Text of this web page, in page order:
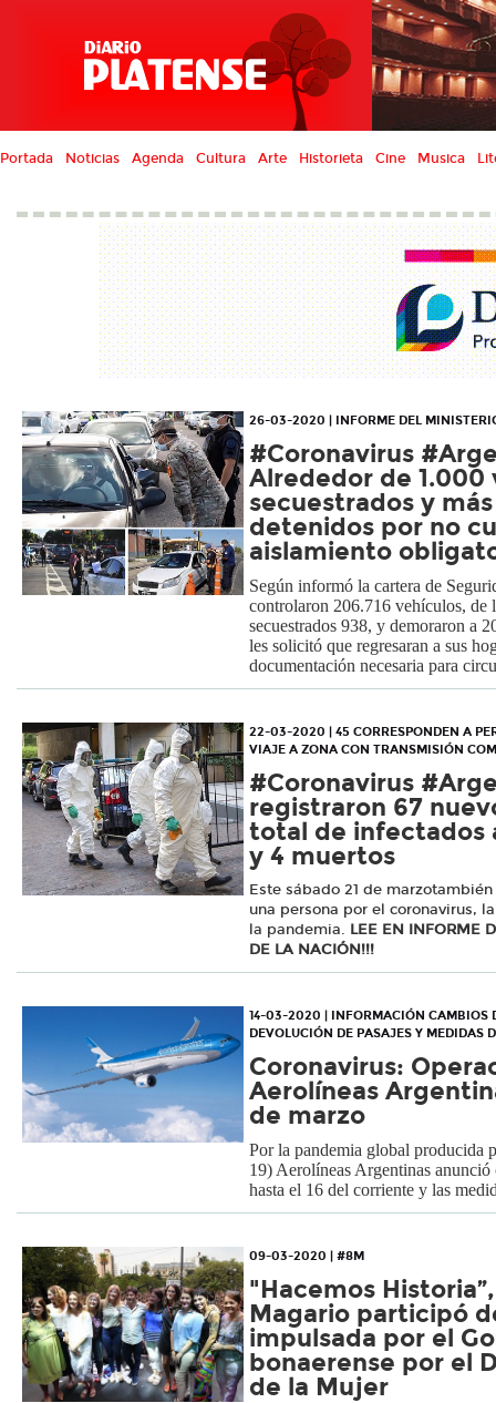
Portada Noticias Agenda Cultura Arte Historieta Cine Musica
26-03-2020 | INFORME DEL
#Coronavirus
Alrededor de 1.000
secuestrados y
detenidos por no
aislamiento
Según informó la cartera de
controlaron 206.716 vehículos, de
secuestrados 938, y demoraron a
les solicitó que regresaran a sus
documentación necesaria para
22-03-2020 | 45 CORRESPONDEN A
VIAJE A ZONA CON TRANSMISIÓN
#Coronavirus
registraron 67
total de infectados
y 4 muertos
Este sábado 21 de
una persona por el coronavirus,
la pandemia. LEE EN INFORME
DE LA NACIÓN!!!
14-03-2020 | INFORMACIÓN CAMBIOS
DEVOLUCIÓN DE PASAJES Y MEDIDAS
Coronavirus:
Aerolíneas
de marzo
Por la pandemia global
19) Aerolíneas Argentinas
hasta el 16 del corriente y las
09-03-2020 | #8M
"Hacemos
Magario participó
impulsada por el
bonaerense por el
de la Mujer